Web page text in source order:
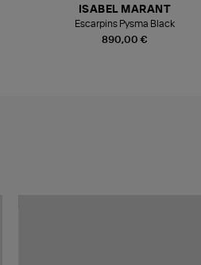
890,00 €
ISABEL MARANT
Escarpins Pysma Black